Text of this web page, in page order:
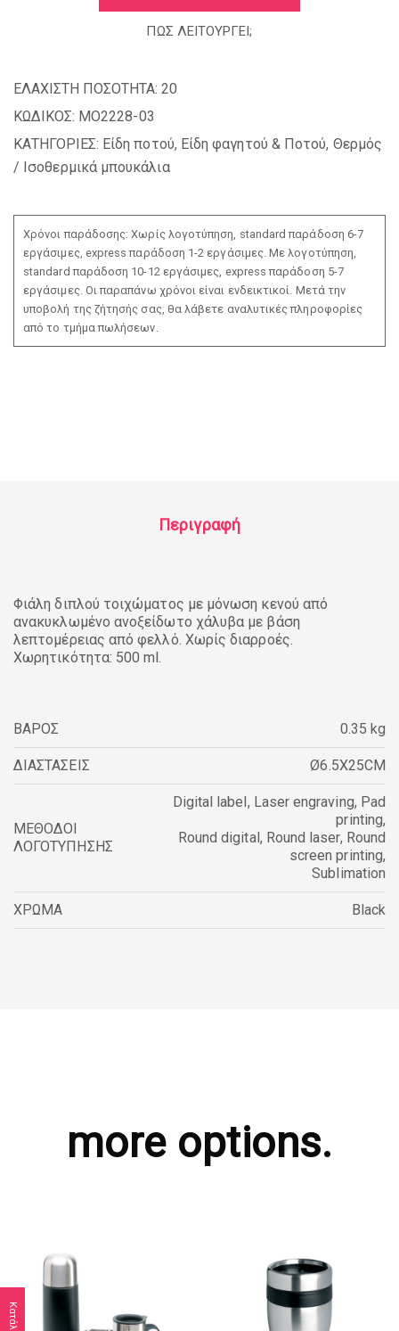
ΠΩΣ ΛΕΙΤΟΥΡΓΕΙ;
ΕΛΑΧΙΣΤΗ ΠΟΣΟΤΗΤΑ: 20
ΚΩΔΙΚΟΣ: MO2228-03
ΚΑΤΗΓΟΡΙΕΣ: Είδη ποτού, Είδη φαγητού & Ποτού, Θερμός
/ Ισοθερμικά μπουκάλια
Χρόνοι παράδοσης: Χωρίς λογοτύπηση, standard παράδοση 6-7
εργάσιμες, express παράδοση 1-2 εργάσιμες. Με λογοτύπηση,
standard παράδοση 10-12 εργάσιμες, express παράδοση 5-7
εργάσιμες. Οι παραπάνω χρόνοι είναι ενδεικτικοί. Μετά την
υποβολή της ζήτησής σας, θα λάβετε αναλυτικές πληροφορίες
από το τμήμα πωλήσεων.
Περιγραφή
Φιάλη διπλού τοιχώματος με μόνωση κενού από
ανακυκλωμένο ανοξείδωτο χάλυβα με βάση
λεπτομέρειας από φελλό. Χωρίς διαρροές.
Χωρητικότητα: 500 ml.
ΒΑΡΟΣ 0.35 kg
ΔΙΑΣΤΑΣΕΙΣ Ø6.5X25CM
ΜΕΘΟΔΟΙ
ΛΟΓΟΤΥΠΗΣΗΣ
Digital label , Laser engraving, Pad
printing,
Round digital , Round laser, Round
screen printing,
Sublimation
ΧΡΩΜΑ Black
more options.